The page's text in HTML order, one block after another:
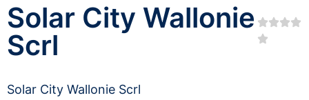
Solar City Wallonie
Scrl
Solar City Wallonie Scrl